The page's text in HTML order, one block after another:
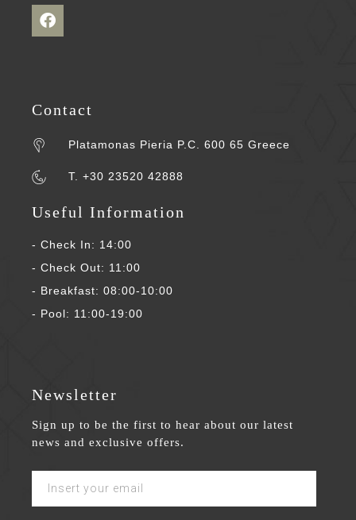
Contact
Platamonas Pieria P.C. 600 65 Greece
T. +30 23520 42888
Useful Information
- Check In: 14:00
- Check Out: 11:00
- Breakfast: 08:00-10:00
- Pool: 11:00-19:00
Newsletter
Sign up to be the first to hear about our latest
news and exclusive offers.